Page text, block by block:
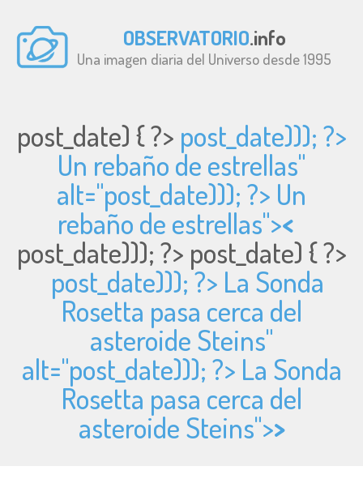
OBSERVATORIO.info
Una imagen diaria del Universo desde 1995
post_date) { ?> post_date))); ?>
Un rebaño de estrellas"
alt="post_date))); ?> Un
rebaño de estrellas"><
post_date))); ?> post_date) { ?>
post_date))); ?> La Sonda
Rosetta pasa cerca del
asteroide Steins"
alt="post_date))); ?> La Sonda
Rosetta pasa cerca del
asteroide Steins">>